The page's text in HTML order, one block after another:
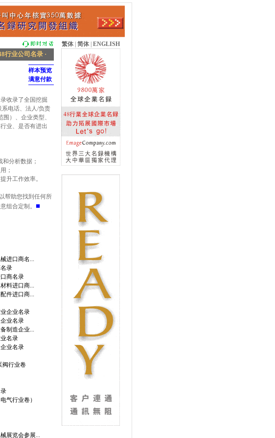
繁体 简体 ENGLISH
行业公司名录 ·
样本预览
满意付款
收录了全国挖掘
电话、法人/负责
）、企业类型、
业、是否有进出
分析数据；
；
升工作效率。
帮助您找到任何所
组合定制。 ■
进口商名...
录
商名录
料进口商...
件进口商...
企业名录
业名录
制造企业...
名录
业名录
阀行业卷
气行业卷）
展览会参展...